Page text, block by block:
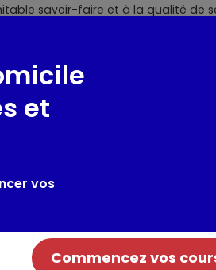
savoir-faire et à la qualité de
les inimitables confitures
et si fruitées, avec des recettes
fruits rouges, agrumes, et
morceaux de fruits fondants, les
tartinées ou à la cuillère pour
Ingrédients / Allergènes
sucre, sucre roux de canne, jus
de fruits.
et
vos
Commencez vos